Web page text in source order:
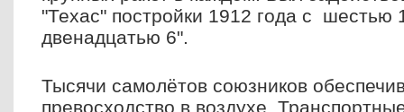
"Техас" постройки 1912 года с шестью
двенадцатью 6".
Тысячи самолётов союзников
превосходство в воздухе.